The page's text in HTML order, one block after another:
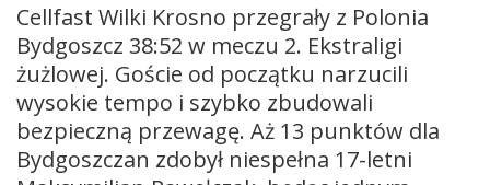
Cellfast Wilki Krosno przegrały z Polonia
Bydgoszcz 38:52 w meczu 2. Ekstraligi
żużlowej. Goście od początku narzucili
wysokie tempo i szybko zbudowali
bezpieczną przewagę. Aż 13 punktów dla
Bydgoszczan zdobył niespełna 17-letni